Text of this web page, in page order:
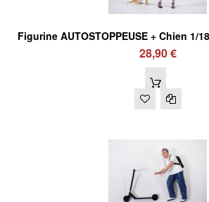
Figurine AUTOSTOPPEUSE + Chien 1/
28,90 €